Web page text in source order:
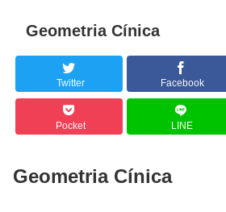
Geometria Cínica
Twitter Facebook
Pocket LINE
Geometria Cínica